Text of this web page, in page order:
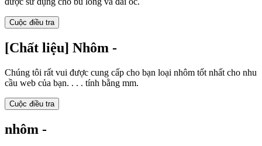
Cuộc điều tra
[Chất liệu] Nhôm -
Chúng tôi rất vui được cung cấp cho bạn loại nhôm tốt nhất cho nhu
cầu web của bạn. . . . tính bằng mm.
Cuộc điều tra
nhôm -